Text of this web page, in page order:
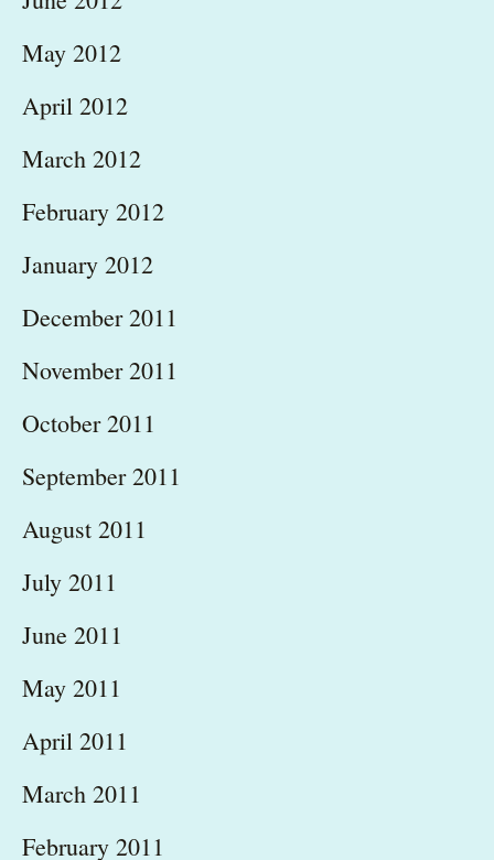
May 2012
April 2012
March 2012
February 2012
January 2012
December 2011
November 2011
October 2011
September 2011
August 2011
July 2011
June 2011
May 2011
April 2011
March 2011
February 2011